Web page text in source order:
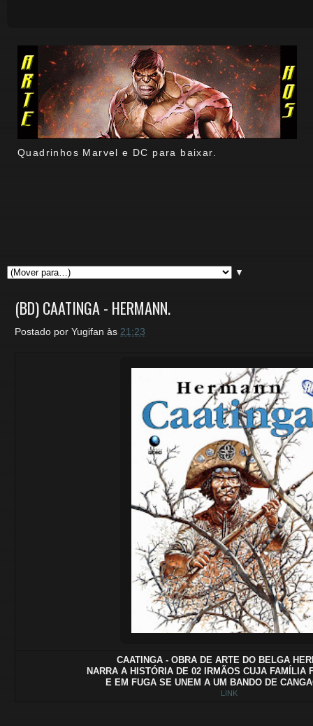
Quadrinhos Marvel e DC para baixar.
▼
(BD) CAATINGA - HERMANN.
Postado por Yugifan às 21:23
CAATINGA - OBRA DE ARTE DO BELGA
NARRA A HISTÓRIA DE 02 IRMÃOS CUJA FAMÍLIA
E EM FUGA SE UNEM A UM BANDO DE
LINK